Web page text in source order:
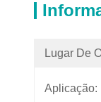
Lugar De
Aplicação: